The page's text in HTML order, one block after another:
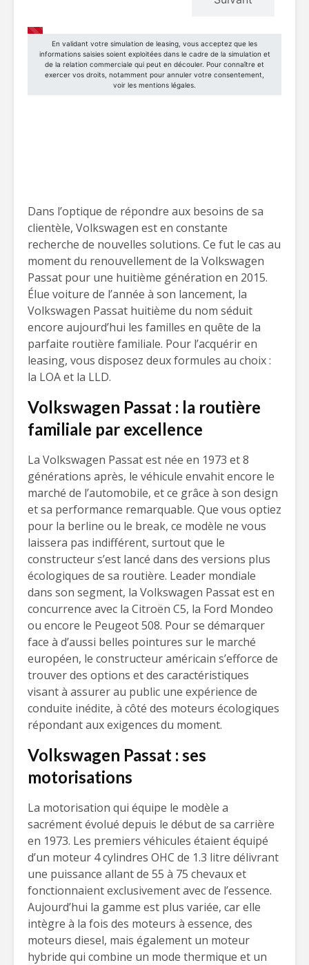
Dans l’optique de répondre aux besoins de sa
clientèle, Volkswagen est en constante
recherche de nouvelles solutions. Ce fut le cas au
moment du renouvellement de la Volkswagen
Passat pour une huitième génération en 2015.
Élue voiture de l’année à son lancement, la
Volkswagen Passat huitième du nom séduit
encore aujourd’hui les familles en quête de la
parfaite routière familiale. Pour l’acquérir en
leasing, vous disposez deux formules au choix :
la LOA et la LLD.
Volkswagen Passat : la routière
familiale par excellence
La Volkswagen Passat est née en 1973 et 8
générations après, le véhicule envahit encore le
marché de l’automobile, et ce grâce à son design
et sa performance remarquable. Que vous optiez
pour la berline ou le break, ce modèle ne vous
laissera pas indifférent, surtout que le
constructeur s’est lancé dans des versions plus
écologiques de sa routière. Leader mondiale
dans son segment, la Volkswagen Passat est en
concurrence avec la Citroën C5, la Ford Mondeo
ou encore le Peugeot 508. Pour se démarquer
face à d’aussi belles pointures sur le marché
européen, le constructeur américain s’efforce de
trouver des options et des caractéristiques
visant à assurer au public une expérience de
conduite inédite, à côté des moteurs écologiques
répondant aux exigences du moment.
Volkswagen Passat : ses
motorisations
La motorisation qui équipe le modèle a
sacrément évolué depuis le début de sa carrière
en 1973. Les premiers véhicules étaient équipé
d’un moteur 4 cylindres OHC de 1.3 litre délivrant
une puissance allant de 55 à 75 chevaux et
fonctionnaient exclusivement avec de l’essence.
Aujourd’hui la gamme est plus variée, car elle
intègre à la fois des moteurs à essence, des
moteurs diesel, mais également un moteur
hybride qui combine un mode thermique et un